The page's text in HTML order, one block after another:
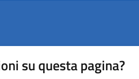
su questa pagina?